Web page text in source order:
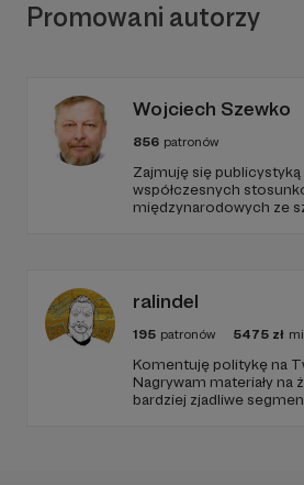
Promowani autorzy
Wojciech Szewko
856 patronów
Zajmuję się
współczesnych
międzynarodowych ze
ralindel
195 patronów 5475 zł
Komentuję politykę na
Nagrywam materiały na
bardziej zjadliwe